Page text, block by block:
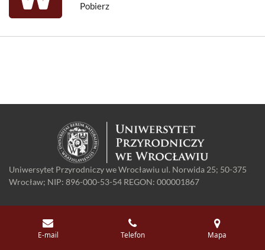
Pobierz
Uniwersytet Przyrodniczy we Wrocławiu ul. Norwida 25; 50-375
Wrocław; NIP: 896-000-53-54 REGON: 000001867
E-mail Telefon Mapa